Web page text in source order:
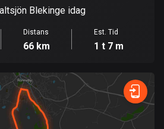
Blekinge idag
Distans
66 km
Est. Tid
1 t 7 m